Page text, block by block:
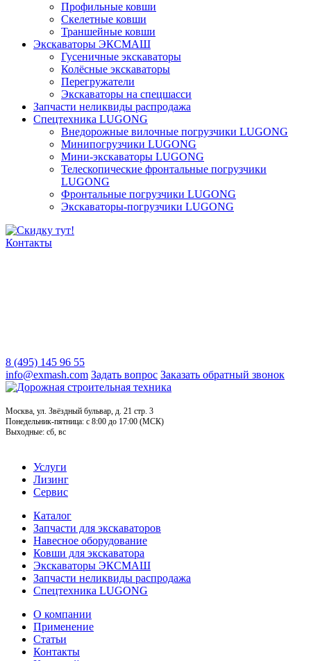
Профильные ковши
Скелетные ковши
Траншейные ковши
Экскаваторы ЭКСМАШ
Гусеничные экскаваторы
Колёсные экскаваторы
Перегружатели
Экскаваторы на спецшасси
Запчасти неликвиды распродажа
Спецтехника LUGONG
Внедорожные вилочные погрузчики LUGONG
Минипогрузчики LUGONG
Мини-экскаваторы LUGONG
Телескопические фронтальные погрузчики
LUGONG
Фронтальные погрузчики LUGONG
Экскаваторы-погрузчики LUGONG
Контакты
8 (495) 145 96 55
info@exmash.com Задать вопрос Заказать обратный звонок
Москва, ул. Звёздный бульвар, д. 21 стр. 3
Понедельник-пятница: c 8:00 до 17:00 (МСК)
Выходные: сб, вс
Услуги
Лизинг
Сервис
Каталог
Запчасти для экскаваторов
Навесное оборудование
Ковши для экскаватора
Экскаваторы ЭКСМАШ
Запчасти неликвиды распродажа
Спецтехника LUGONG
О компании
Применение
Статьи
Контакты